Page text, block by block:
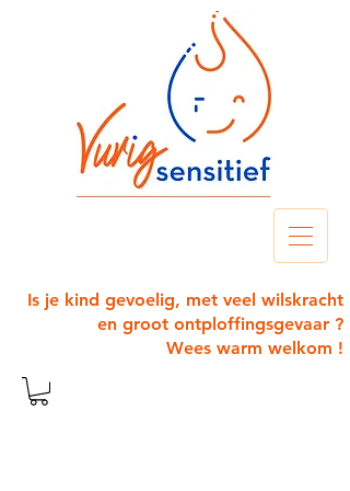
Is je kind gevoelig, met veel wilskracht
en groot ontploffingsgevaar ?
Wees warm welkom !